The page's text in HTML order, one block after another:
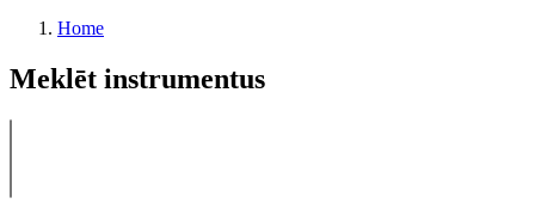
Home
Meklēt instrumentus